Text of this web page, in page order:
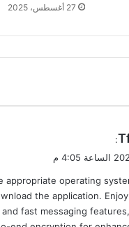
27 أغسطس، 2025
:
operating
the application.
fast messaging